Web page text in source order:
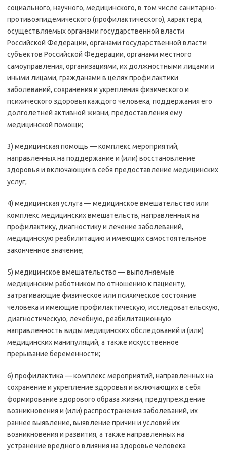
социального, научного, медицинского, в том числе санитарно-
противоэпидемического (профилактического), характера,
осуществляемых органами государственной власти
Российской Федерации, органами государственной власти
субъектов Российской Федерации, органами местного
самоуправления, организациями, их должностными лицами и
иными лицами, гражданами в целях профилактики
заболеваний, сохранения и укрепления физического и
психического здоровья каждого человека, поддержания его
долголетней активной жизни, предоставления ему
медицинской помощи;
3) медицинская помощь — комплекс мероприятий,
направленных на поддержание и (или) восстановление
здоровья и включающих в себя предоставление медицинских
услуг;
4) медицинская услуга — медицинское вмешательство или
комплекс медицинских вмешательств, направленных на
профилактику, диагностику и лечение заболеваний,
медицинскую реабилитацию и имеющих самостоятельное
законченное значение;
5) медицинское вмешательство — выполняемые
медицинским работником по отношению к пациенту,
затрагивающие физическое или психическое состояние
человека и имеющие профилактическую, исследовательскую,
диагностическую, лечебную, реабилитационную
направленность виды медицинских обследований и (или)
медицинских манипуляций, а также искусственное
прерывание беременности;
6) профилактика — комплекс мероприятий, направленных на
сохранение и укрепление здоровья и включающих в себя
формирование здорового образа жизни, предупреждение
возникновения и (или) распространения заболеваний, их
раннее выявление, выявление причин и условий их
возникновения и развития, а также направленных на
устранение вредного влияния на здоровье человека